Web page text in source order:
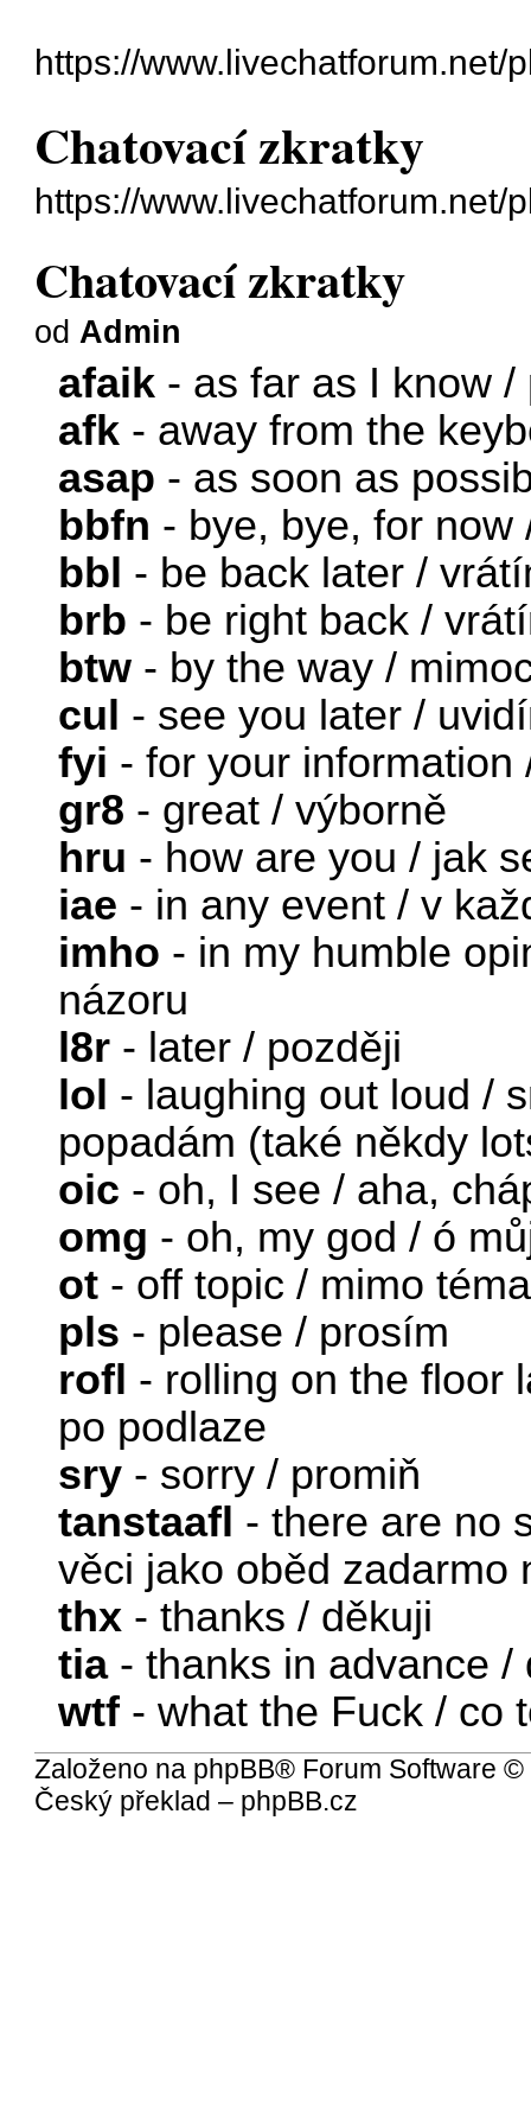
https://www.livechatforum.net/
Chatovací zkratky
https://
Chatovací zkratky
od Admin
afaik - as far as I know
afk - away from the
asap - as soon as
bbfn - bye, bye, for now
bbl - be back later /
brb - be right back /
btw - by the way /
cul - see you later /
fyi - for your
gr8 - great / výborně
hru - how are you / jak
iae - in any event / v
imho - in my humble
názoru
l8r - later / později
lol - laughing out loud /
popadám (také někdy
oic - oh, I see / aha,
omg - oh, my god / ó
ot - off topic / mimo téma
pls - please / prosím
rofl - rolling on the floor
po podlaze
sry - sorry / promiň
tanstaafl - there are no
věci jako oběd zadarmo
thx - thanks / děkuji
tia- thanks in advance /
wtf - what the Fuck / co
Založeno na phpBB® Forum Software ©
Český překlad – phpBB.cz